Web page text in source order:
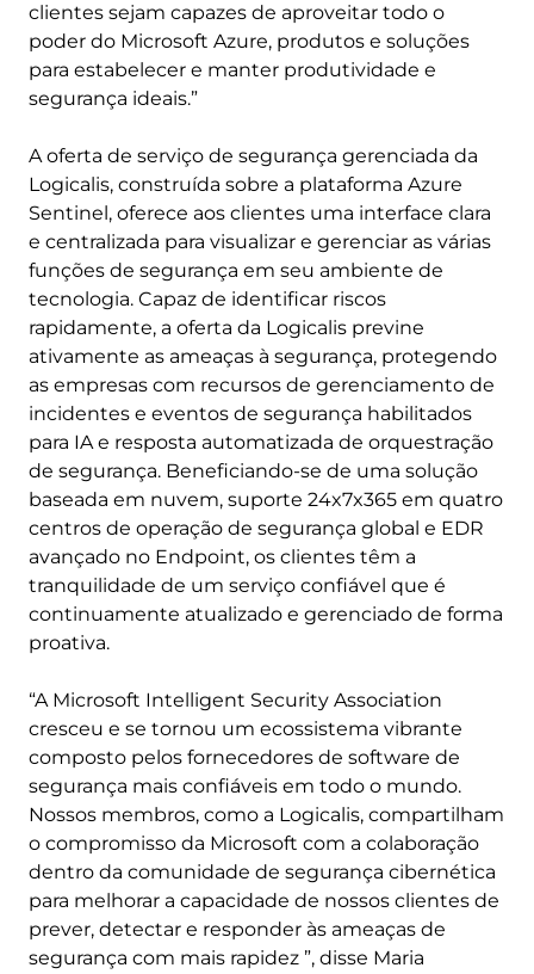
clientes sejam capazes de aproveitar todo o
poder do Microsoft Azure, produtos e soluções
para estabelecer e manter produtividade e
segurança ideais.”
A oferta de serviço de segurança gerenciada da
Logicalis, construída sobre a plataforma Azure
Sentinel, oferece aos clientes uma interface clara
e centralizada para visualizar e gerenciar as várias
funções de segurança em seu ambiente de
tecnologia. Capaz de identificar riscos
rapidamente, a oferta da Logicalis previne
ativamente as ameaças à segurança, protegendo
as empresas com recursos de gerenciamento de
incidentes e eventos de segurança habilitados
para IA e resposta automatizada de orquestração
de segurança. Beneficiando-se de uma solução
baseada em nuvem, suporte 24x7x365 em quatro
centros de operação de segurança global e EDR
avançado no Endpoint, os clientes têm a
tranquilidade de um serviço confiável que é
continuamente atualizado e gerenciado de forma
proativa.
“A Microsoft Intelligent Security Association
cresceu e se tornou um ecossistema vibrante
composto pelos fornecedores de software de
segurança mais confiáveis em todo o mundo.
Nossos membros, como a Logicalis, compartilham
o compromisso da Microsoft com a colaboração
dentro da comunidade de segurança cibernética
para melhorar a capacidade de nossos clientes de
prever, detectar e responder às ameaças de
segurança com mais rapidez ”, disse Maria